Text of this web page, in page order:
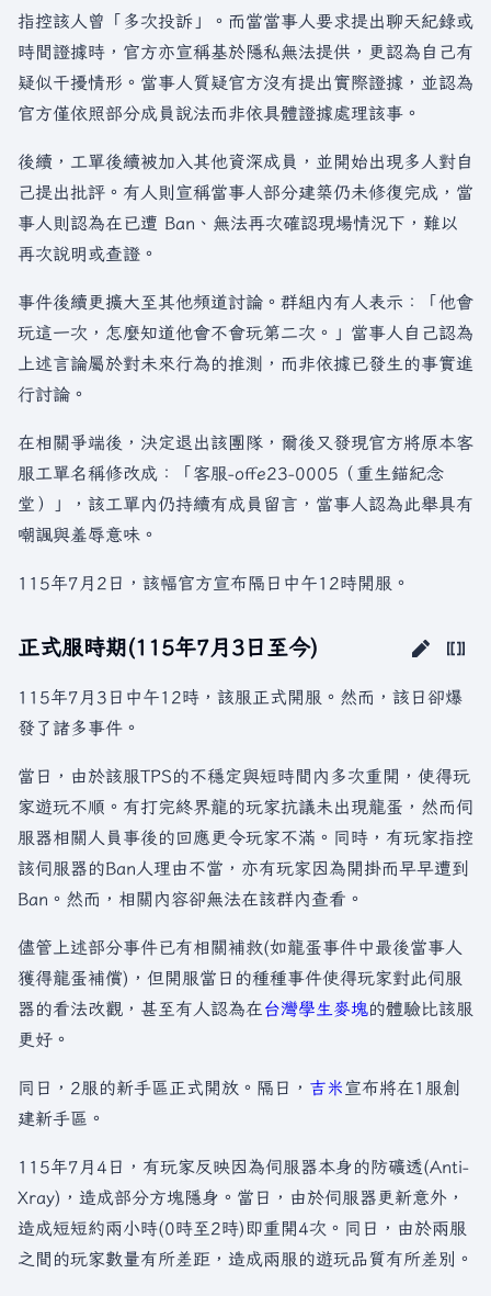
指控該人曾「多次投訴」。而當當事人要求提出聊天紀錄或
時間證據時，官方亦宣稱基於隱私無法提供，更認為自己有
疑似干擾情形。當事人質疑官方沒有提出實際證據，並認為
官方僅依照部分成員說法而非依具體證據處理該事。
後續，工單後續被加入其他資深成員，並開始出現多人對自
己提出批評。有人則宣稱當事人部分建築仍未修復完成，當
事人則認為在已遭 Ban、無法再次確認現場情況下，難以
再次說明或查證。
事件後續更擴大至其他頻道討論。群組內有人表示：「他會
玩這一次，怎麼知道他會不會玩第二次。」當事人自己認為
上述言論屬於對未來行為的推測，而非依據已發生的事實進
行討論。
在相關爭端後，決定退出該團隊，爾後又發現官方將原本客
服工單名稱修改成：「客服-offe23-0005（重生錨紀念
堂）」，該工單內仍持續有成員留言，當事人認為此舉具有
嘲諷與羞辱意味。
115年7月2日，該幅官方宣布隔日中午12時開服。
正式服時期(115年7月3日至今)
115年7月3日中午12時，該服正式開服。然而，該日卻爆
發了諸多事件。
當日，由於該服TPS的不穩定與短時間內多次重開，使得玩
家遊玩不順。有打完終界龍的玩家抗議未出現龍蛋，然而伺
服器相關人員事後的回應更令玩家不滿。同時，有玩家指控
該伺服器的Ban人理由不當，亦有玩家因為開掛而早早遭到
Ban。然而，相關內容卻無法在該群內查看。
儘管上述部分事件已有相關補救(如龍蛋事件中最後當事人
獲得龍蛋補償)，但開服當日的種種事件使得玩家對此伺服
器的看法改觀，甚至有人認為在台灣學生麥塊的體驗比該服
更好。
同日，2服的新手區正式開放。隔日， 吉米 宣布將在1服創
建新手區。
115年7月4日，有玩家反映因為伺服器本身的防礦透(Anti-
Xray)，造成部分方塊隱身。當日，由於伺服器更新意外，
造成短短約兩小時(0時至2時)即重開4次。同日，由於兩服
之間的玩家數量有所差距，造成兩服的遊玩品質有所差別。